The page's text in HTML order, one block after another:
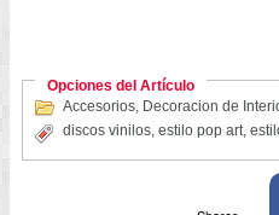
Opciones del Artículo
Accesorios, Decoracion de
discos vinilos, estilo pop art,